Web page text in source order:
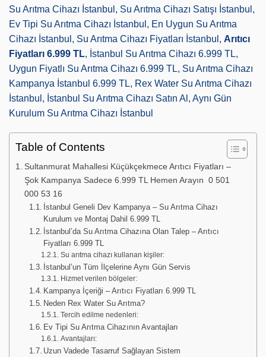
Su Arıtma Cihazı İstanbul, Su Arıtma Cihazı Satışı İstanbul,
Ev Tipi Su Arıtma Cihazı İstanbul, En Uygun Su Arıtma
Cihazı İstanbul, Su Arıtma Cihazı Fiyatları İstanbul, Arıtıcı
Fiyatları 6.999 TL, İstanbul Su Arıtma Cihazı 6.999 TL,
Uygun Fiyatlı Su Arıtma Cihazı 6.999 TL, Su Arıtma Cihazı
Kampanya İstanbul 6.999 TL, Rex Water Su Arıtma Cihazı
İstanbul, İstanbul Su Arıtma Cihazı Satın Al, Aynı Gün
Kurulum Su Arıtma Cihazı İstanbul
Table of Contents
Sultanmurat Mahallesi Küçükçekmece Arıtıcı Fiyatları –
Şok Kampanya Sadece 6.999 TL Hemen Arayın 0 501
000 53 16
İstanbul Geneli Dev Kampanya – Su Arıtma Cihazı
Kurulum ve Montaj Dahil 6.999 TL
İstanbul’da Su Arıtma Cihazına Olan Talep – Arıtıcı
Fiyatları 6.999 TL
Su arıtma cihazı kullanan kişiler:
İstanbul’un Tüm İlçelerine Aynı Gün Servis
Hizmet verilen bölgeler:
Kampanya İçeriği – Arıtıcı Fiyatları 6.999 TL
Neden Rex Water Su Arıtma?
Tercih edilme nedenleri:
Ev Tipi Su Arıtma Cihazının Avantajları
Avantajları:
Uzun Vadede Tasarruf Sağlayan Sistem